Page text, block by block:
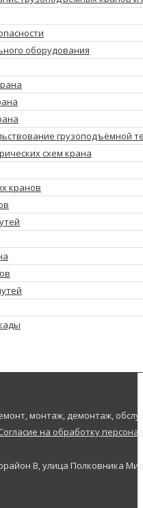
оборудования
грузоподъёмной
схем крана
кранов
монтаж, демонтаж,
на обработку
В, улица Полковника